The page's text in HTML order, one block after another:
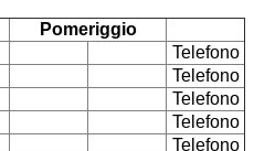
Pomeriggio
Telefono
Telefono
Telefono
Telefono
Telefono